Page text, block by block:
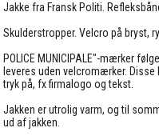
Jakke fra Fransk Politi.
Skulderstropper. Velcro på
POLICE MUNICIPALE"-mærker
leveres uden velcromærker. Disse
tryk på, fx firmalogo og tekst.
Jakken er utrolig varm, og til
ud af jakken.